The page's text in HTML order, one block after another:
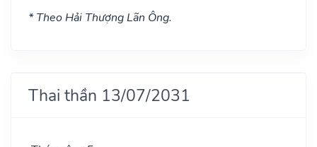
* Theo Hải Thượng Lãn Ông.
Thai thần 13/07/2031